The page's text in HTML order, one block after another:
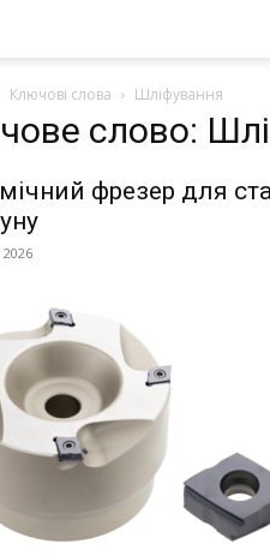
Ключові слова Шліфування
слово:
фрезер для